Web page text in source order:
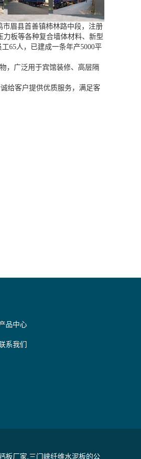
市眉县首善镇柿林路中段，注册
力板等各种复合墙体材料、新型
65人，已建成一条年产5000平
，广泛用于宾馆装修、高层隔
给客户提供优质服务，满足客
品中心
系我们
板厂家,三门峡纤维水泥板的公